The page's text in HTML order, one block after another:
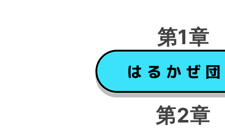
第1章
第2章